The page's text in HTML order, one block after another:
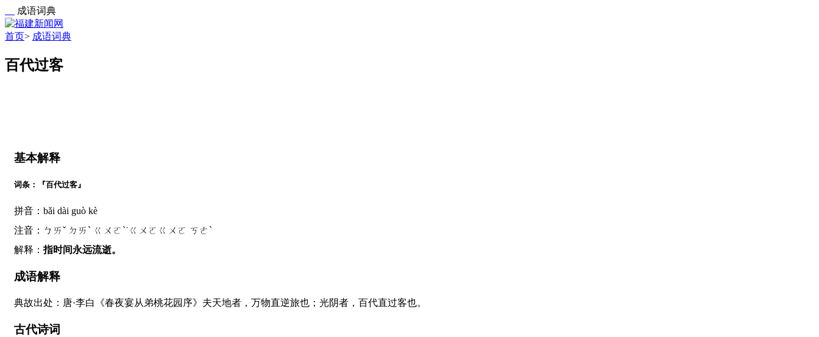
成语词典
首页> 成语词典
百代过客
基本解释
词条：『百代过客』
拼音：bǎi dài guò kè
注音：ㄅㄞˇ ㄉㄞˋ ㄍㄨㄛˋ˙ㄍㄨㄛㄍㄨㄛ ㄎㄜˋ
解释：指时间永远流逝。
成语解释
典故出处：唐·李白《春夜宴从弟桃花园序》夫天地者，万物直逆旅也；光阴者，百代直过客也。
古代诗词